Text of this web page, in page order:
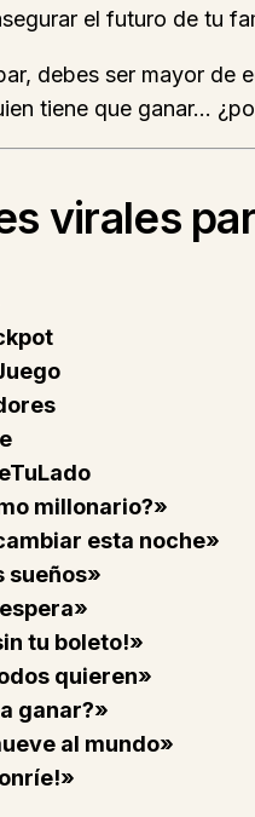
el futuro de tu
debes ser mayor
tiene que ganar…
virales
millonario?»
esta noche»
sueños»
tu boleto!»
quieren»
ganar?»
al mundo»